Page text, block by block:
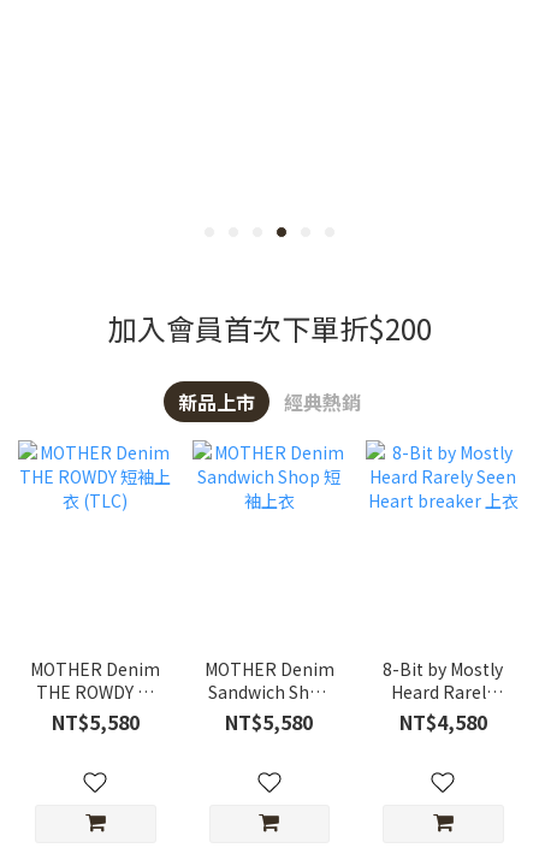
加入會員首次下單折$200
新品上市 經典熱銷
MOTHER Denim
THE ROWDY 短
袖上衣 (TLC)
NT$5,580
MOTHER Denim
Sandwich Shop
短袖上衣
NT$5,580
8-Bit by Mostly
Heard Rarely
Seen Heart
breaker 上衣
NT$4,580